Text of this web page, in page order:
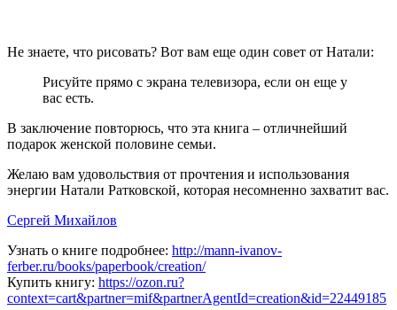
Не знаете, что рисовать? Вот вам еще один совет от Натали:
Рисуйте прямо с экрана телевизора, если он еще у
вас есть.
В заключение повторюсь, что эта книга – отличнейший
подарок женской половине семьи.
Желаю вам удовольствия от прочтения и использования
энергии Натали Ратковской, которая несомненно захватит вас.
Сергей Михайлов
Узнать о книге подробнее: http://mann-ivanov-
ferber.ru/books/paperbook/creation/
Купить книгу: https://ozon.ru?
context=cart&partner=mif&partnerAgentId=creation&id=22449185